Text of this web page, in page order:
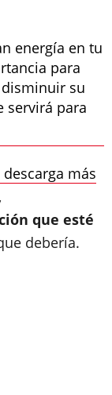
energía en tu
para
su
servirá para
más
que esté
debería.